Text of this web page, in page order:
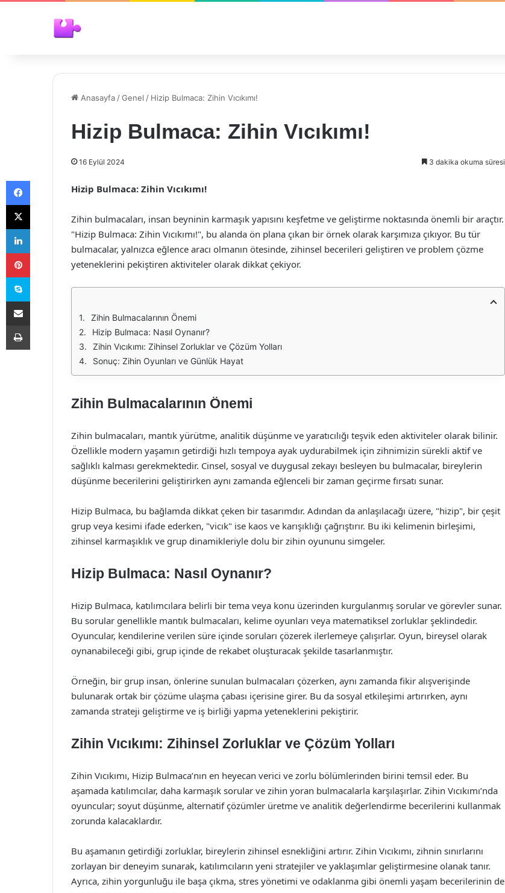
Anasayfa /Genel / Hizip Bulmaca: Zihin Vıcıkımı!
Hizip Bulmaca: Zihin Vıcıkımı!
16 Eylül 2024 3 dakika okuma süresi
Hizip Bulmaca: Zihin Vıcıkımı!
Zihin bulmacaları, insan beyninin karmaşık yapısını keşfetme ve geliştirme noktasında önemli bir araçtır.
"Hizip Bulmaca: Zihin Vıcıkımı!", bu alanda ön plana çıkan bir örnek olarak karşımıza çıkıyor. Bu tür
bulmacalar, yalnızca eğlence aracı olmanın ötesinde, zihinsel becerileri geliştiren ve problem çözme
yeteneklerini pekiştiren aktiviteler olarak dikkat çekiyor.
Zihin Bulmacalarının Önemi
Hizip Bulmaca: Nasıl Oynanır?
Zihin Vıcıkımı: Zihinsel Zorluklar ve Çözüm Yolları
Sonuç: Zihin Oyunları ve Günlük Hayat
Zihin Bulmacalarının Önemi
Zihin bulmacaları, mantık yürütme, analitik düşünme ve yaratıcılığı teşvik eden aktiviteler olarak bilinir.
Özellikle modern yaşamın getirdiği hızlı tempoya ayak uydurabilmek için zihnimizin sürekli aktif ve
sağlıklı kalması gerekmektedir. Cinsel, sosyal ve duygusal zekayı besleyen bu bulmacalar, bireylerin
düşünme becerilerini geliştirirken aynı zamanda eğlenceli bir zaman geçirme fırsatı sunar.
Hizip Bulmaca, bu bağlamda dikkat çeken bir tasarımdır. Adından da anlaşılacağı üzere, "hizip", bir çeşit
grup veya kesimi ifade ederken, "vicık" ise kaos ve karışıklığı çağrıştırır. Bu iki kelimenin birleşimi,
zihinsel karmaşıklık ve grup dinamikleriyle dolu bir zihin oyununu simgeler.
Hizip Bulmaca: Nasıl Oynanır?
Hizip Bulmaca, katılımcılara belirli bir tema veya konu üzerinden kurgulanmış sorular ve görevler sunar.
Bu sorular genellikle mantık bulmacaları, kelime oyunları veya matematiksel zorluklar şeklindedir.
Oyuncular, kendilerine verilen süre içinde soruları çözerek ilerlemeye çalışırlar. Oyun, bireysel olarak
oynanabileceği gibi, grup içinde de rekabet oluşturacak şekilde tasarlanmıştır.
Örneğin, bir grup insan, önlerine sunulan bulmacaları çözerken, aynı zamanda fikir alışverişinde
bulunarak ortak bir çözüme ulaşma çabası içerisine girer. Bu da sosyal etkileşimi artırırken, aynı
zamanda strateji geliştirme ve iş birliği yapma yeteneklerini pekiştirir.
Zihin Vıcıkımı: Zihinsel Zorluklar ve Çözüm Yolları
Zihin Vıcıkımı, Hizip Bulmaca’nın en heyecan verici ve zorlu bölümlerinden birini temsil eder. Bu
aşamada katılımcılar, daha karmaşık sorular ve zihin yoran bulmacalarla karşılaşırlar. Zihin Vıcıkımı’nda
oyuncular; soyut düşünme, alternatif çözümler üretme ve analitik değerlendirme becerilerini kullanmak
zorunda kalacaklardır.
Bu aşamanın getirdiği zorluklar, bireylerin zihinsel esnekliğini artırır. Zihin Vıcıkımı, zihnin sınırlarını
zorlayan bir deneyim sunarak, katılımcıların yeni stratejiler ve yaklaşımlar geliştirmesine olanak tanır.
Ayrıca, zihin yorgunluğu ile başa çıkma, stres yönetimi ve odaklanma gibi önemli yaşam becerilerinin de
Facebook
X
LinkedIn
Pinterest
Skype
E-Posta ile paylaş